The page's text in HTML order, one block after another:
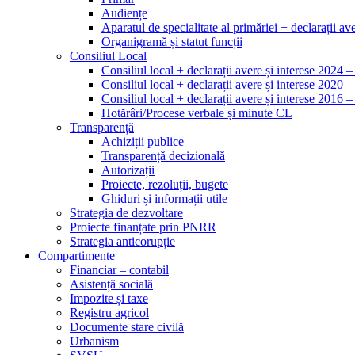
Audiențe
Aparatul de specialitate al primăriei + declarații
Organigramă și statut funcții
Consiliul Local
Consiliul local + declarații avere și interese 2024
Consiliul local + declarații avere și interese 2020
Consiliul local + declarații avere și interese 2016
Hotărâri/Procese verbale și minute CL
Transparență
Achiziții publice
Transparență decizională
Autorizații
Proiecte, rezoluții, bugete
Ghiduri și informații utile
Strategia de dezvoltare
Proiecte finanțate prin PNRR
Strategia anticorupție
Compartimente
Financiar – contabil
Asistență socială
Impozite și taxe
Registru agricol
Documente stare civilă
Urbanism